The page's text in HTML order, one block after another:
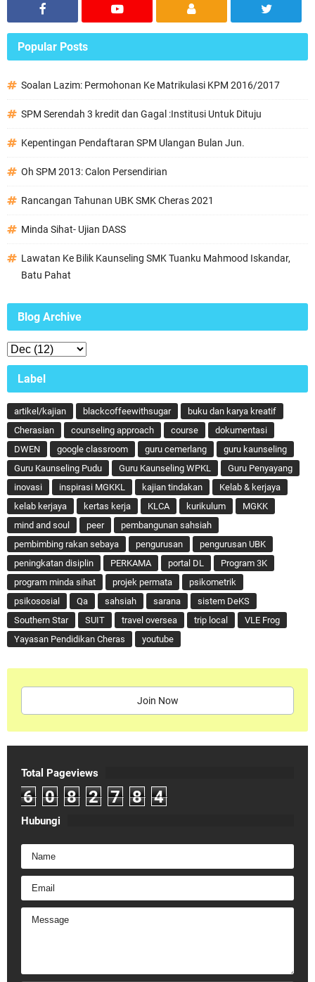
Popular Posts
Soalan Lazim: Permohonan Ke Matrikulasi KPM 2016/2017
SPM Serendah 3 kredit dan Gagal :Institusi Untuk Dituju
Kepentingan Pendaftaran SPM Ulangan Bulan Jun.
Oh SPM 2013: Calon Persendirian
Rancangan Tahunan UBK SMK Cheras 2021
Minda Sihat- Ujian DASS
Lawatan Ke Bilik Kaunseling SMK Tuanku Mahmood Iskandar,
Batu Pahat
Blog Archive
Label
artikel/kajian blackcoffeewithsugar
buku dan karya kreatif
Cherasian
counseling approach course
dokumentasi
DWEN
google classroom guru cemerlang
guru kaunseling
Guru Kaunseling Pudu
Guru Kaunseling WPKL
Guru Penyayang
inovasi
inspirasi MGKKL kajian tindakan
Kelab & kerjaya
kelab kerjaya
kertas kerja KLCA kurikulum
MGKK
mind and soul
peer
pembangunan sahsiah
pembimbing rakan sebaya
pengurusan
pengurusan UBK
peningkatan disiplin
PERKAMA portal DL
Program 3K
program minda sihat
projek permata
psikometrik
psikososial
Qa sahsiah sarana
sistem DeKS
Southern Star
SUIT travel oversea trip local
VLE Frog
Yayasan Pendidikan Cheras
youtube
Join Now
Total Pageviews
6 0 8 2 7 8 4
Hubungi